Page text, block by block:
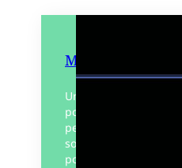
Mein Führer
Un comédien en fin
pour son dernier
personnage d’Hitler.
souhaitait l’avoir
pour comprendre ou